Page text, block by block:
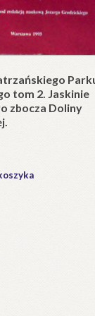
składanej.